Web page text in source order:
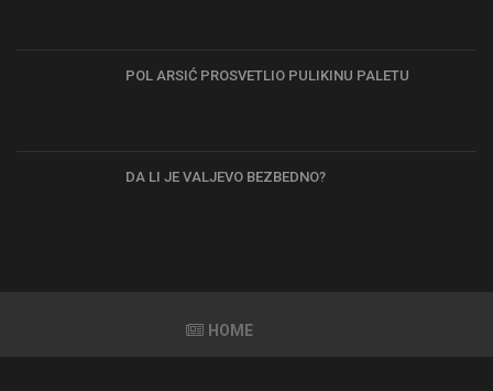
POL ARSIĆ PROSVETLIO PULIKINU PALETU
DA LI JE VALJEVO BEZBEDNO?
HOME